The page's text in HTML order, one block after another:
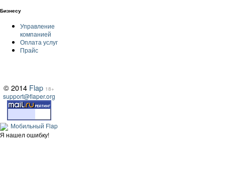
Бизнесу
Управление
компанией
Оплата услуг
Прайс
© 2014 Flap 18+
support@flaper.org
Мобильный Flap
Я нашел ошибку!